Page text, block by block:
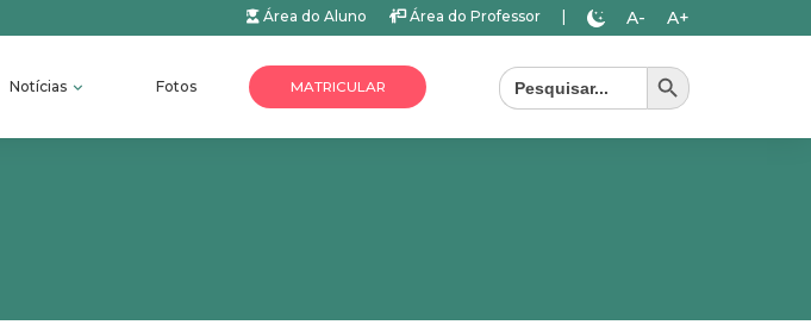
Área do Aluno Área do Professor A- A+
Notícias Fotos MATRICULAR
Search
for:
Search Button